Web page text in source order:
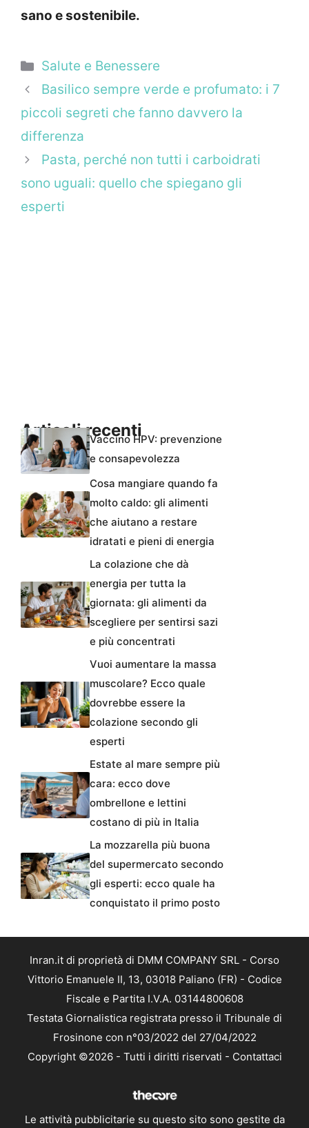
sano e sostenibile.
Categorie
Salute e Benessere
Basilico sempre verde e profumato: i 7
piccoli segreti che fanno davvero la
differenza
Pasta, perché non tutti i carboidrati
sono uguali: quello che spiegano gli
esperti
Articoli recentiVaccino HPV: prevenzione
e consapevolezza
Cosa mangiare quando fa
molto caldo: gli alimenti
che aiutano a restare
idratati e pieni di energia
La colazione che dà
energia per tutta la
giornata: gli alimenti da
scegliere per sentirsi sazi
e più concentrati
Vuoi aumentare la massa
muscolare? Ecco quale
dovrebbe essere la
colazione secondo gli
esperti
Estate al mare sempre più
cara: ecco dove
ombrellone e lettini
costano di più in Italia
La mozzarella più buona
del supermercato secondo
gli esperti: ecco quale ha
conquistato il primo posto
Inran.it di proprietà di DMM COMPANY SRL - Corso
Vittorio Emanuele II, 13, 03018 Paliano (FR) - Codice
Fiscale e Partita I.V.A. 03144800608
Testata Giornalistica registrata presso il Tribunale di
Frosinone con n°03/2022 del 27/04/2022
Copyright ©2026 - Tutti i diritti riservati - Contattaci
Le attività pubblicitarie su questo sito sono gestite da